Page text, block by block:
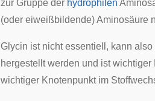
zur Gruppe der hydrophilen
(oder eiweißbildende) Aminosäure
Glycin ist nicht essentiell, kann
hergestellt werden und ist
wichtiger Knotenpunkt im